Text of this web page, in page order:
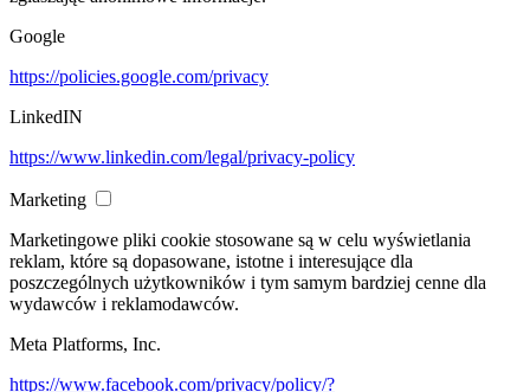
Google
https://policies.google.com/privacy
LinkedIN
https://www.linkedin.com/legal/privacy-policy
Marketing
Marketingowe pliki cookie stosowane są w celu wyświetlania
reklam, które są dopasowane, istotne i interesujące dla
poszczególnych użytkowników i tym samym bardziej cenne dla
wydawców i reklamodawców.
Meta Platforms, Inc.
https://www.facebook.com/privacy/policy/?